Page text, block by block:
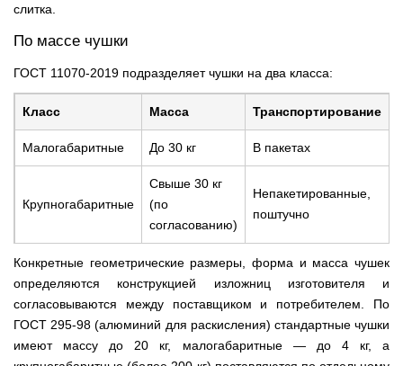
слитка.
По массе чушки
ГОСТ 11070-2019 подразделяет чушки на два класса:
Класс Масса Транспортирование
Малогабаритные До 30 кг В пакетах
Крупногабаритные
Свыше 30 кг
(по
согласованию)
Непакетированные,
поштучно
Конкретные геометрические размеры, форма и масса чушек
определяются конструкцией изложниц изготовителя и
согласовываются между поставщиком и потребителем. По
ГОСТ 295-98 (алюминий для раскисления) стандартные чушки
имеют массу до 20 кг, малогабаритные — до 4 кг, а